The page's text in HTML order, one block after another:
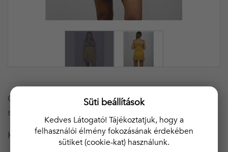
Csipkés hálóing, állítható spagetti pántos. Két
szinkonbinációs, nagyon rugalmas anyagból készül.
Kiemelt minőségű magyar termék!
Süti beállítások
Kedves Látogató! Tájékoztatjuk, hogy a
felhasználói élmény fokozásának érdekében
sütiket (cookie-kat) használunk.